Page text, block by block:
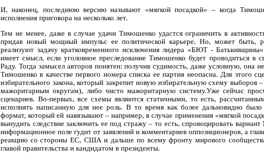
И, наконец, последнюю версию называют «мягкой посадкой» – когда
исполнения приговора на несколько лет.
Тем не менее, даже в случае удачи Тимошенко удастся ограничить в
придав новый мощный импульс ее политической карьере. Но, может быть,
реализуют задачу кратковременного исключения лидера «БЮТ -
имеет смысл, если уголовное преследование Тимошенко будет проводиться в
Раду. Тогда замысел авторов понятен: получив судимость, даже условную, она
Тимошенко в качестве первого номера списка ее партия неопасна. Для этого
избирательного закона, который закрепит новую избирательную схему
мажоритарным округам), либо чисто мажоритарную систему.Уже сейчас
сценариев. Во-первых, все схемы являются статичными, то есть,
исполнять написанную для нее роль. В то время как более дальновидно
формат, который ей навязывают – например, в случае применения «мягкой
вынудить следствие заключить ее под стражу – то есть, спровоцировать
информационное поле гудит от заявлений и комментариев оппозиционеров, а
реакцию со стороны ЕС, США и дальше по всему фронту мирового
главой правительства и кандидатом в президенты.